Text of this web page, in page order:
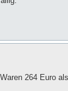
264 Euro